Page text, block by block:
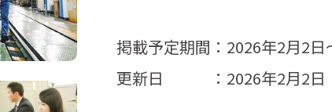
掲載予定期間：2026年2月2日
更新日 ：2026年2月2日